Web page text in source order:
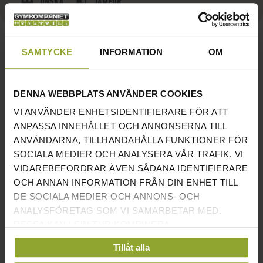
SAMTYCKE INFORMATION OM
DENNA WEBBPLATS ANVÄNDER COOKIES
VI ANVÄNDER ENHETSIDENTIFIERARE FÖR ATT
ANPASSA INNEHÅLLET OCH ANNONSERNA TILL
ANVÄNDARNA, TILLHANDAHÅLLA FUNKTIONER FÖR
SOCIALA MEDIER OCH ANALYSERA VÅR TRAFIK. VI
VIDAREBEFORDRAR ÄVEN SÅDANA IDENTIFIERARE
OCH ANNAN INFORMATION FRÅN DIN ENHET TILL
DE SOCIALA MEDIER OCH ANNONS- OCH
ANALYSFÖRETAG SOM VI SAMARBETAR MED.
INFORMATIONEN MED ANNAN INFORMATION SOM
DU HAR TILLHANDAHÅLLIT ELLER SOM DE HAR
Tillåt alla
WALLBAR ECO - ABILICA
Klassisk ribbstol från anrika Abilica. Med sina flertaliga
veritabel uppsjö av kroppsviktsövningar där i princip
bara fantasin sätter gränserna. Från klassiska benlyft
och chins till mer exotiska nordic curls eller flaggor
har du här ett av de mest flexibla redskapen för
kroppsviktsträning.
Med en framskjuten översta ribba får du även bästa
möjliga förutsättningar för frihängande övningar såsom